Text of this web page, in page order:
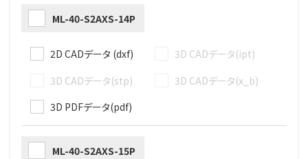
ML-40-S2AXS-14P
2D CADデータ (dxf)
3D CADデータ(ipt)
3D CADデータ(stp)
3D CADデータ(x_b)
3D PDFデータ(pdf)
ML-40-S2AXS-15P